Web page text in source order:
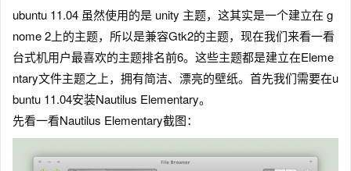
a
v
i
g
a
t
ubuntu 11.04 虽然使用的是 unity 主题，这其实是一个建立在 g
nome 2上的主题，所以是兼容Gtk2的主题，现在我们来看一看
台式机用户最喜欢的主题排名前6。这些主题都是建立在Eleme
ntary文件主题之上，拥有简洁、漂亮的壁纸。首先我们需要在u
buntu 11.04安装Nautilus Elementary。
先看一看Nautilus Elementary截图：